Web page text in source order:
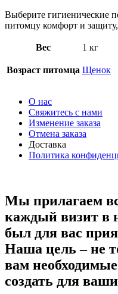
Выберите гигиенические
питомцу комфорт и
Вес 1 кг
Возраст питомца Щенок
О нас
Свяжитесь с нами
Изменение заказа
Отмена заказа
Доставка
Политика
Мы прилагаем
каждый визит в
был для вас
Наша цель – не
вам
создать для